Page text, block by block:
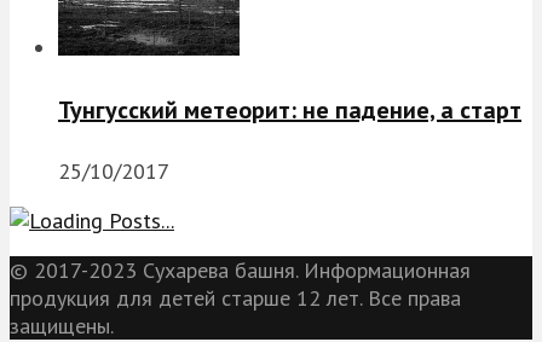
Тунгусский метеорит: не падение, а старт
25/10/2017
© 2017-2023 Сухарева башня. Информационная
продукция для детей старше 12 лет. Все права
защищены.